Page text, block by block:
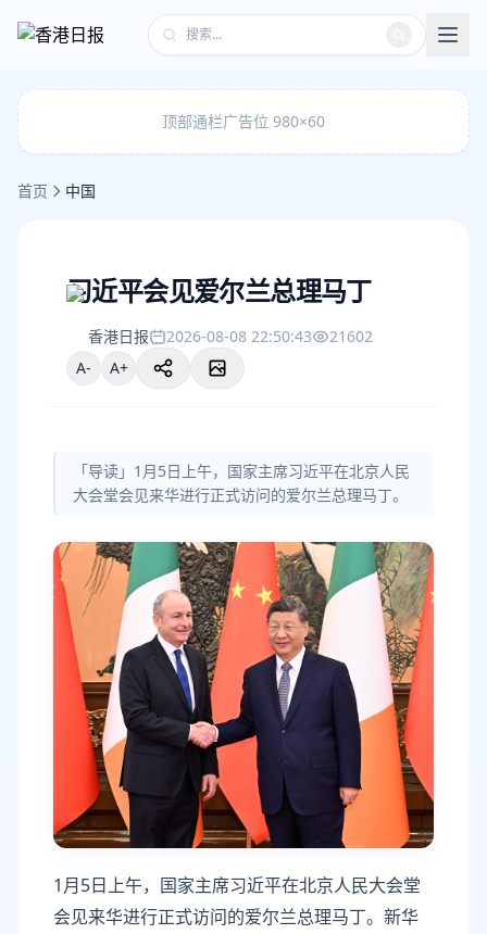
顶部通栏广告位 980×60
首页 中国
习近平会见爱尔兰总理马丁
香港日报 2026-08-08 22:50:43
21602
A-
A+
「导读」1月5日上午，国家主席习近平在北京人民
大会堂会见来华进行正式访问的爱尔兰总理马丁。
1月5日上午，国家主席习近平在北京人民大会堂
会见来华进行正式访问的爱尔兰总理马丁。新华